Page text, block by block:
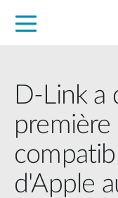
D-Link a
première
d'Apple